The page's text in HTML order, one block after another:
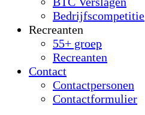
Bedrijfscompetitie
Recreanten
55+ groep
Recreanten
Contact
Contactpersonen
Contactformulier